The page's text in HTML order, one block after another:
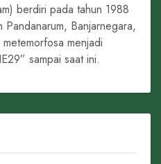
berdiri pada tahun 1988
Banjarnegara,
menjadi
sampai saat ini.